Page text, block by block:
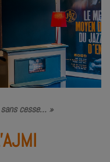
cesse… »